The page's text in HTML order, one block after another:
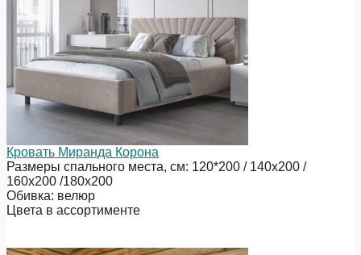
Кровать Миранда Корона
Размеры спального места, см: 120*200 / 140х200 /
160х200 /180х200
Обивка: велюр
Цвета в ассортименте